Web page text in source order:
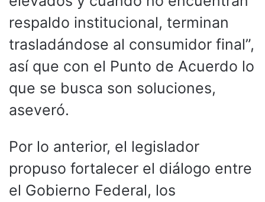
respaldo institucional, terminan
trasladándose al consumidor final”,
así que con el Punto de Acuerdo lo
que se busca son soluciones,
aseveró.
Por lo anterior, el legislador
propuso fortalecer el diálogo entre
el Gobierno Federal, los